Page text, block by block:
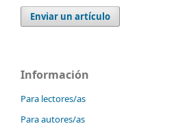
Enviar un artículo
Información
Para lectores/as
Para autores/as